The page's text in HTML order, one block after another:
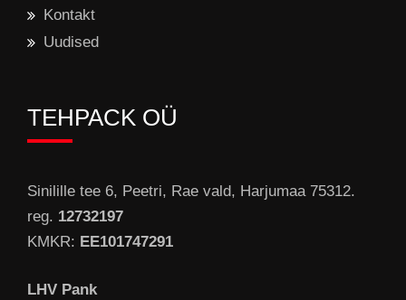
Kontakt
Uudised
TEHPACK OÜ
Sinilille tee 6, Peetri, Rae vald, Harjumaa 75312.
reg. 12732197
KMKR: EE101747291
LHV Pank